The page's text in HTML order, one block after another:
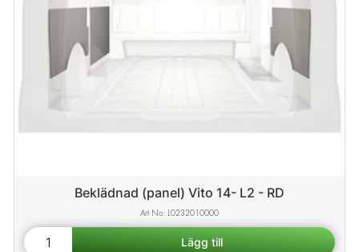
Beklädnad (panel) Vito 14- L2 - RD
L0232010000